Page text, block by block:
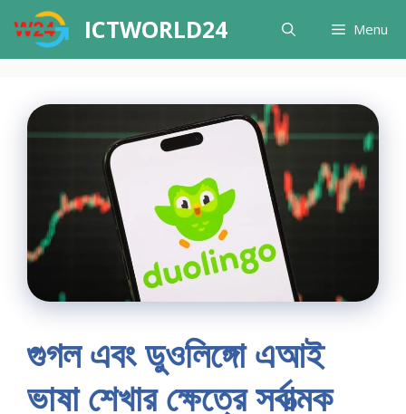
content
ICTWORLD24 Menu
গুগল এবং ডুওলিঙ্গো এআই
ভাষা শেখার ক্ষেত্রে সর্বাত্মক